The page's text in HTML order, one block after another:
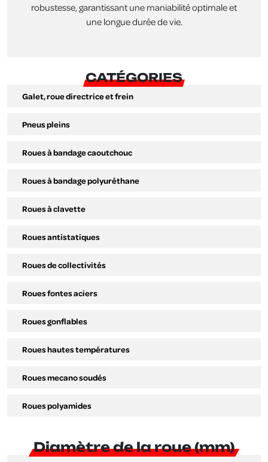
robustesse, garantissant une maniabilité optimale et
une longue durée de vie.
CATÉGORIES
Galet, roue directrice et frein
Pneus pleins
Roues à bandage caoutchouc
Roues à bandage polyuréthane
Roues à clavette
Roues antistatiques
Roues de collectivités
Roues fontes aciers
Roues gonflables
Roues hautes températures
Roues mecano soudés
Roues polyamides
Diamètre de la roue (mm)